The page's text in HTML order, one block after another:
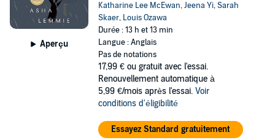
Aperçu
Katharine Lee McEwan,Jeena Yi,Sarah
Skaer, Louis Ozawa
Durée : 13 h et 13 min
Langue : Anglais
Pas de notations
17,99 € ou gratuit avec l'essai.
Renouvellement automatique à
5,99 €/mois après l'essai. Voir
conditions d'éligibilité
Essayez Standard gratuitement